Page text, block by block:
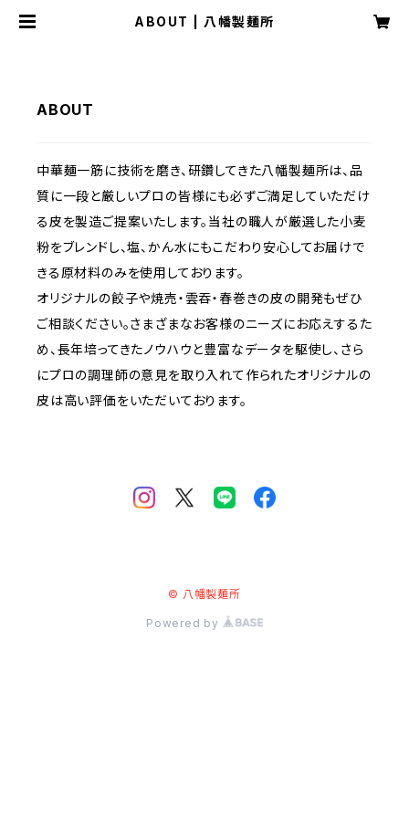
ABOUT | 八幡製麺所
ABOUT
中華麺一筋に技術を磨き、研鑽してきた八幡製麺所は、品
質に一段と厳しいプロの皆様にも必ずご満足していただけ
る皮を製造ご提案いたします。当社の職人が厳選した小麦
粉をブレンドし、塩、かん水にもこだわり安心してお届けで
きる原材料のみを使用しております。
オリジナルの餃子や焼売・雲吞・春巻きの皮の開発もぜひ
ご相談ください。さまざまなお客様のニーズにお応えするた
め、長年培ってきたノウハウと豊富なデータを駆使し、さら
にプロの調理師の意見を取り入れて作られたオリジナルの
皮は高い評価をいただいております。
© 八幡製麺所
Powered by